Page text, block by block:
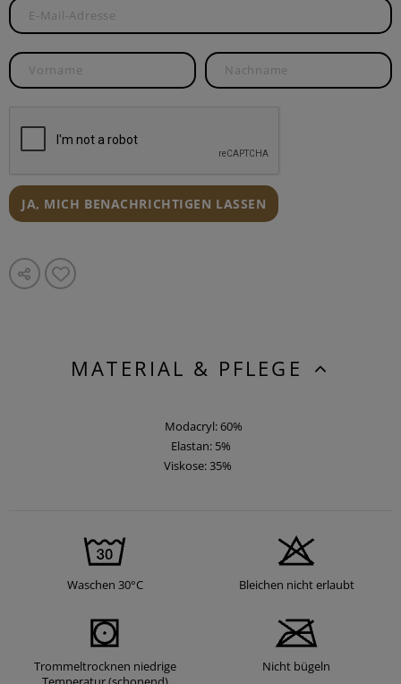
JA, MICH BENACHRICHTIGEN LASSEN
MATERIAL & PFLEGE
Modacryl: 60%
Elastan: 5%
Viskose: 35%
Waschen 30°C Bleichen nicht erlaubt
Trommeltrocknen niedrige
Nicht bügeln